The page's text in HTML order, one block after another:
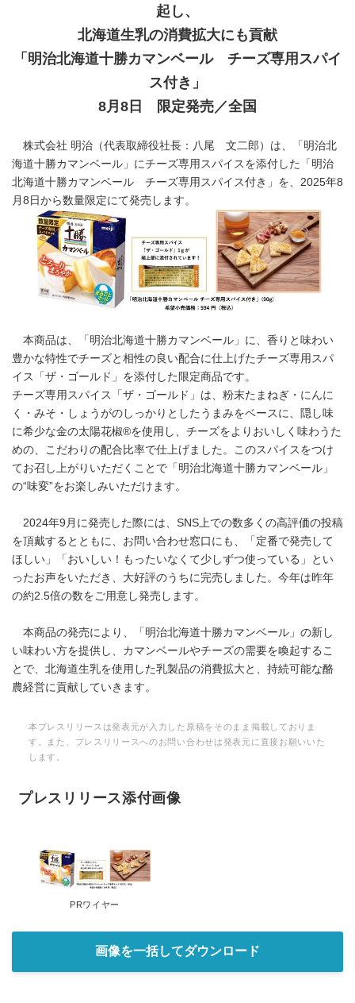
起し、
北海道生乳の消費拡大にも貢献
「明治北海道十勝カマンベール チーズ専用スパイ
ス付き」
8月8日 限定発売／全国
株式会社 明治（代表取締役社長：八尾 文二郎）は、「明治北
海道十勝カマンベール」にチーズ専用スパイスを添付した「明治
北海道十勝カマンベール チーズ専用スパイス付き」を、2025年8
月8日から数量限定にて発売します。
本商品は、「明治北海道十勝カマンベール」に、香りと味わい
豊かな特性でチーズと相性の良い配合に仕上げたチーズ専用スパ
イス「ザ・ゴールド」を添付した限定商品です。
チーズ専用スパイス「ザ・ゴールド」は、粉末たまねぎ・にんに
く・みそ・しょうがのしっかりとしたうまみをベースに、隠し味
に希少な金の太陽花椒®を使用し、チーズをよりおいしく味わうた
めの、こだわりの配合比率で仕上げました。このスパイスをつけ
てお召し上がりいただくことで「明治北海道十勝カマンベール」
の“味変”をお楽しみいただけます。
2024年9月に発売した際には、SNS上での数多くの高評価の投稿
を頂戴するとともに、お問い合わせ窓口にも、「定番で発売して
ほしい」「おいしい！もったいなくて少しずつ使っている」とい
ったお声をいただき、大好評のうちに完売しました。今年は昨年
の約2.5倍の数をご用意し発売します。
本商品の発売により、「明治北海道十勝カマンベール」の新し
い味わい方を提供し、カマンベールやチーズの需要を喚起するこ
とで、北海道生乳を使用した乳製品の消費拡大と、持続可能な酪
農経営に貢献していきます。
本プレスリリースは発表元が入力した原稿をそのまま掲載しておりま
す。また、プレスリリースへのお問い合わせは発表元に直接お願いいた
します。
プレスリリース添付画像
PRワイヤー
画像を一括してダウンロード